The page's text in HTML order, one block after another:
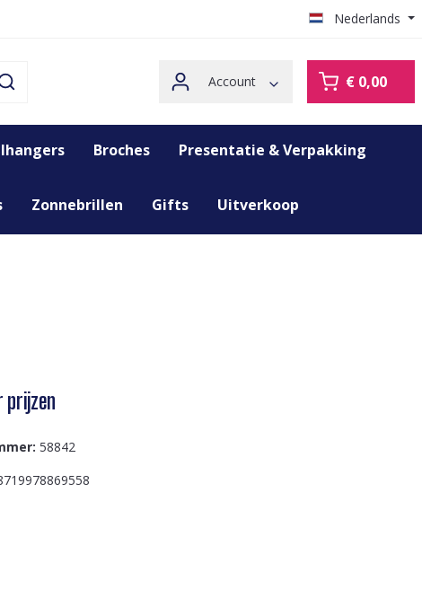
Nederlands
Account € 0,00
Broches Presentatie & Verpakking
Zonnebrillen Gifts Uitverkoop
prijzen
58842